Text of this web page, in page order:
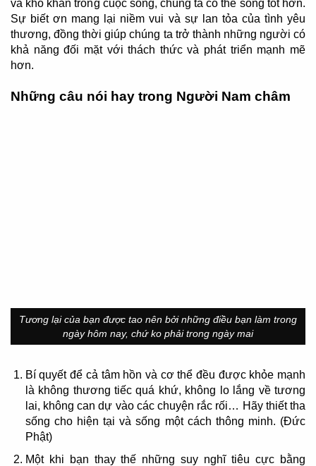
và khó khăn trong cuộc sống, chúng ta có thể sống tốt hơn.
Sự biết ơn mang lại niềm vui và sự lan tỏa của tình yêu
thương, đồng thời giúp chúng ta trở thành những người có
khả năng đối mặt với thách thức và phát triển mạnh mẽ
hơn.
Những câu nói hay trong Người Nam châm
Tương lại của bạn được tao nên bởi những điều bạn làm trong
ngày hôm nay, chứ ko phải trong ngày mai
Bí quyết để cả tâm hồn và cơ thể đều được khỏe mạnh
là không thương tiếc quá khứ, không lo lắng về tương
lai, không can dự vào các chuyện rắc rối… Hãy thiết tha
sống cho hiện tại và sống một cách thông minh. (Đức
Phật)
Một khi bạn thay thế những suy nghĩ tiêu cực bằng